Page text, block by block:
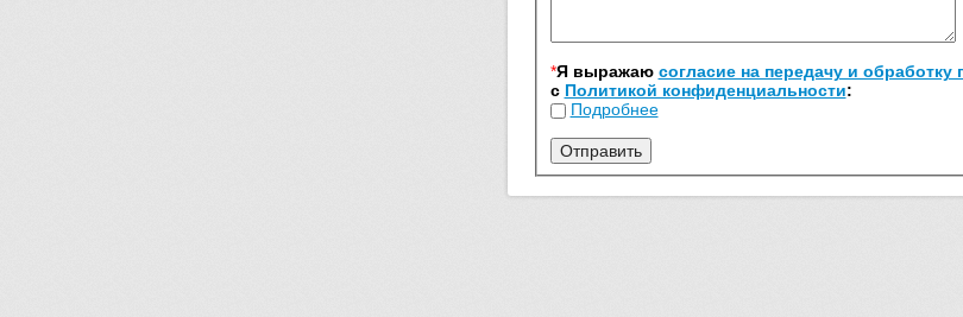
*Я выражаю согласие на передачу и
с Политикой конфиденциальности:
Подробнее